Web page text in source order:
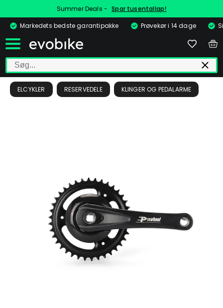
Summer Deals - Spar tusentallap!
Markedets bedste garantipakke
Prøvekør i 14 dage
ELCYKLER RESERVEDELE KLINGER OG PEDALARME